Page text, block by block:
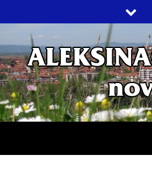
to
content
ДРУШТВО,
СПОРТ,